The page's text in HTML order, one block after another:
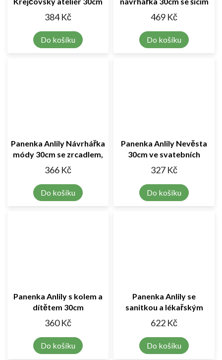
se šicím strojem a
módními doplňky
384 Kč
Do košíku
strojem a doplňky
469 Kč
Do košíku
Panenka Anlily Návrhářka
módy 30cm se zrcadlem,
krejčovskou pannou a
doplňky
366 Kč
Do košíku
Panenka Anlily Nevěsta
30cm ve svatebních
šatech se závojem
327 Kč
Do košíku
Panenka Anlily s kolem a
dítětem 30cm
360 Kč
Do košíku
Panenka Anlily se
sanitkou a lékařským
vybavením 30cm
622 Kč
Do košíku